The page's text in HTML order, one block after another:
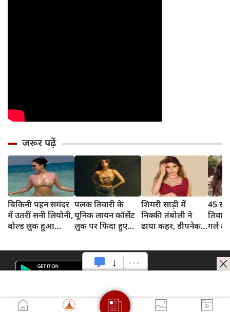
जरूर पढ़ें
बिकिनी पहन समंदर
में उतरीं सनी लियोनी,
बोल्ड लुक हुआ
पलक तिवारी के
यूनिक लायन कॉर्सेट
लुक पर फिदा हुए
शिमरी साड़ी में
निक्की तंबोली ने
ढाया कहर, डीपनेक
45
गर्ल